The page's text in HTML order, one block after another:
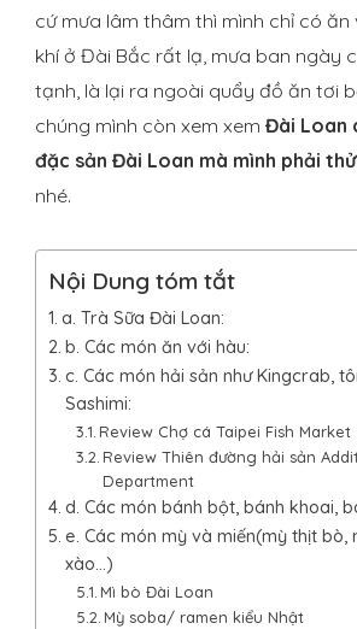
cứ mưa lâm thâm thì mình chỉ có ăn
khí ở Đài Bắc rất lạ, mưa ban ngày
tạnh, là lại ra ngoài quẩy đồ ăn tơi
chúng mình còn xem xem Đài Loan
đặc sản Đài Loan mà mình phải thử
nhé.
Nội Dung tóm tắt
a. Trà Sữa Đài Loan:
b. Các món ăn với hàu:
c. Các món hải sản như Kingcrab,
Sashimi:
Review Chợ cá Taipei Fish Market
Review Thiên đường hải sản
Department
d. Các món bánh bột, bánh khoai,
e. Các món mỳ và miến(mỳ thịt bò,
xào…)
Mì bò Đài Loan
Mỳ soba/ ramen kiểu Nhật